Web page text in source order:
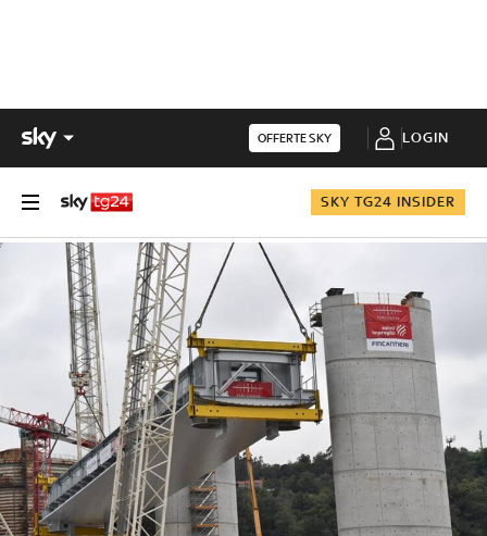
OFFERTE SKY LOGIN
SKY TG24 INSIDER